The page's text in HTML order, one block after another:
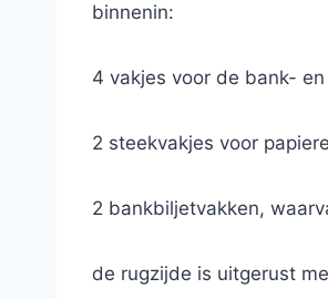
binnenin:
4 vakjes voor de bank-
2 steekvakjes voor
2 bankbiljetvakken,
de rugzijde is uitgerust